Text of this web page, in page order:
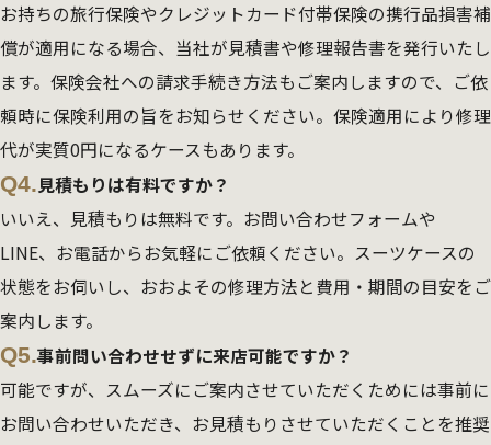
お持ちの旅行保険やクレジットカード付帯保険の携行品損害補
償が適用になる場合、当社が見積書や修理報告書を発行いたし
ます。保険会社への請求手続き方法もご案内しますので、ご依
頼時に保険利用の旨をお知らせください。保険適用により修理
代が実質0円になるケースもあります。
Q4.見積もりは有料ですか？
いいえ、見積もりは無料です。お問い合わせフォームや
LINE、お電話からお気軽にご依頼ください。スーツケースの
状態をお伺いし、おおよその修理方法と費用・期間の目安をご
案内します。
Q5.事前問い合わせせずに来店可能ですか？
可能ですが、スムーズにご案内させていただくためには事前に
お問い合わせいただき、お見積もりさせていただくことを推奨